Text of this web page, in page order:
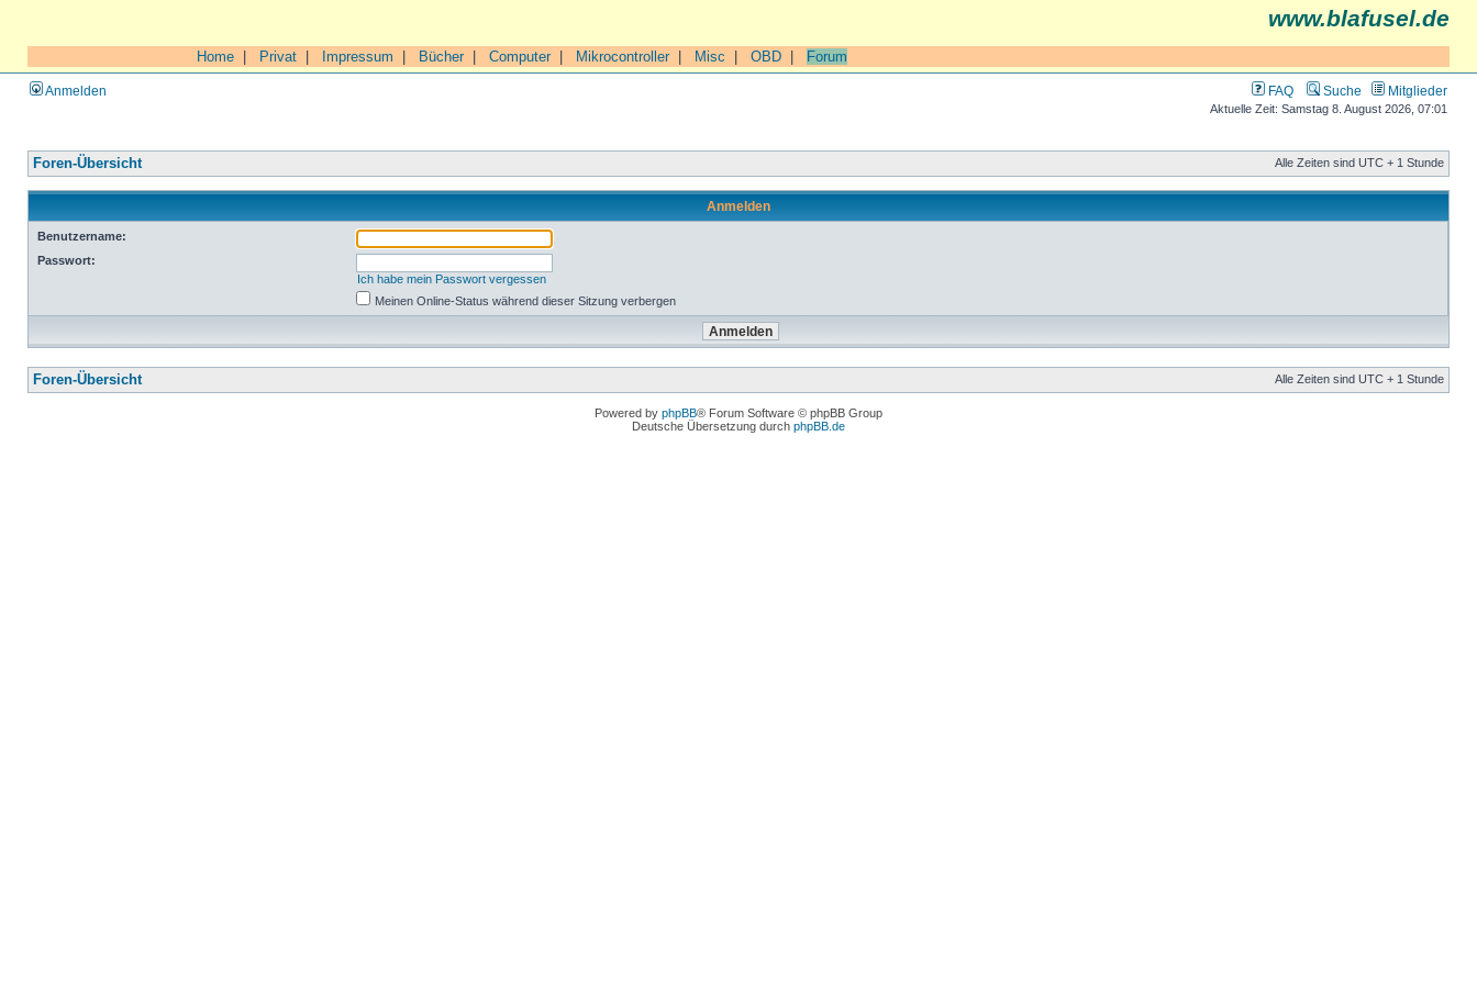
www.blafusel.de
Home Privat Impressum Bücher| Computer| Mikrocontroller| Misc OBD Forum
Anmelden FAQ Suche Mitglieder
Aktuelle Zeit: Samstag 8. August 2026, 07:01
Foren-Übersicht Alle Zeiten sind UTC + 1 Stunde
Anmelden
Benutzername:
Passwort:
Ich habe mein Passwort vergessen
Meinen Online-Status während dieser Sitzung verbergen
Foren-Übersicht Alle Zeiten sind UTC + 1 Stunde
Powered by phpBB® Forum Software © phpBB Group
Deutsche Übersetzung durch phpBB.de